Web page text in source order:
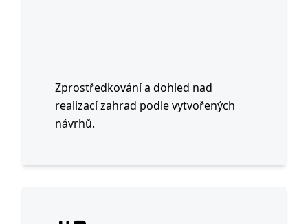
Zprostředkování a dohled nad
realizací zahrad podle vytvořených
návrhů.